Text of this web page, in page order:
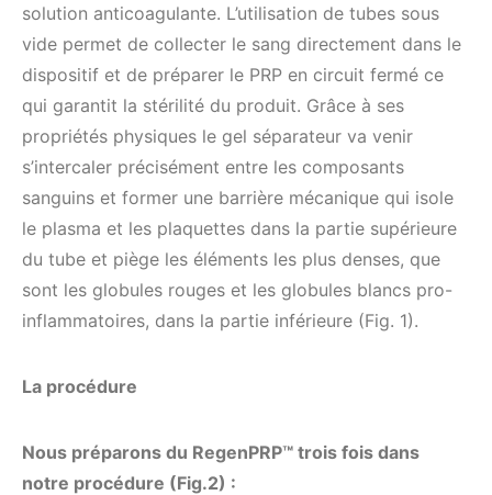
solution anticoagulante. L’utilisation de tubes sous
vide permet de collecter le sang directement dans le
dispositif et de préparer le PRP en circuit fermé ce
qui garantit la stérilité du produit. Grâce à ses
propriétés physiques le gel séparateur va venir
s’intercaler précisément entre les composants
sanguins et former une barrière mécanique qui isole
le plasma et les plaquettes dans la partie supérieure
du tube et piège les éléments les plus denses, que
sont les globules rouges et les globules blancs pro-
inflammatoires, dans la partie inférieure (Fig. 1).
La procédure
Nous préparons du RegenPRP™ trois fois dans
notre procédure (Fig.2) :